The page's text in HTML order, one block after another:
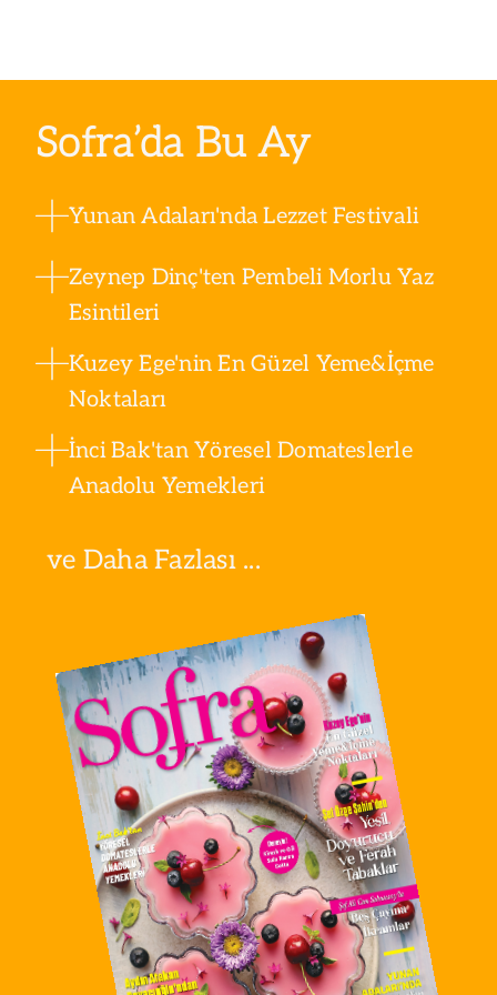
Sofra’da Bu Ay
Yunan Adaları'nda Lezzet Festivali
Zeynep Dinç'ten Pembeli Morlu Yaz
Esintileri
Kuzey Ege'nin En Güzel Yeme&İçme
Noktaları
İnci Bak'tan Yöresel Domateslerle
Anadolu Yemekleri
ve Daha Fazlası ...